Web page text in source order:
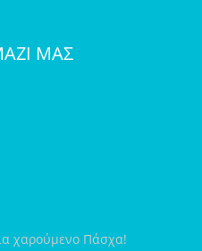
ΜΑΣ
χαρούμενο Πάσχα!